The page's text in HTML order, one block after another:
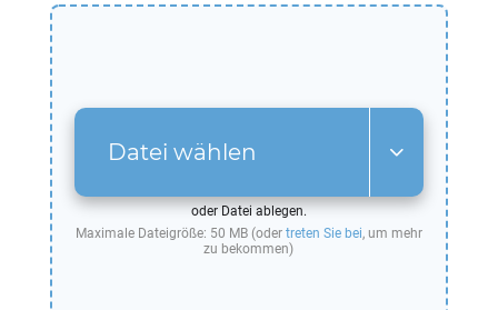
Datei wählen
oder Datei ablegen.
Maximale Dateigröße: 50 MB (oder treten Sie bei, um mehr
zu bekommen)